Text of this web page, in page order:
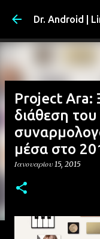
Dr. Android |
Project Ara:
διάθεση
μέσα στο
Ιανουαρίου 15, 2015